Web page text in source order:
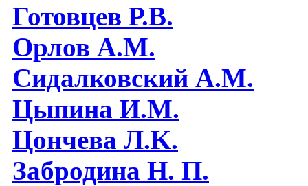
Готовцев Р.В.
Орлов А.М.
Сидалковский А.М.
Цыпина И.М.
Цончева Л.K.
Забродина Н. П.